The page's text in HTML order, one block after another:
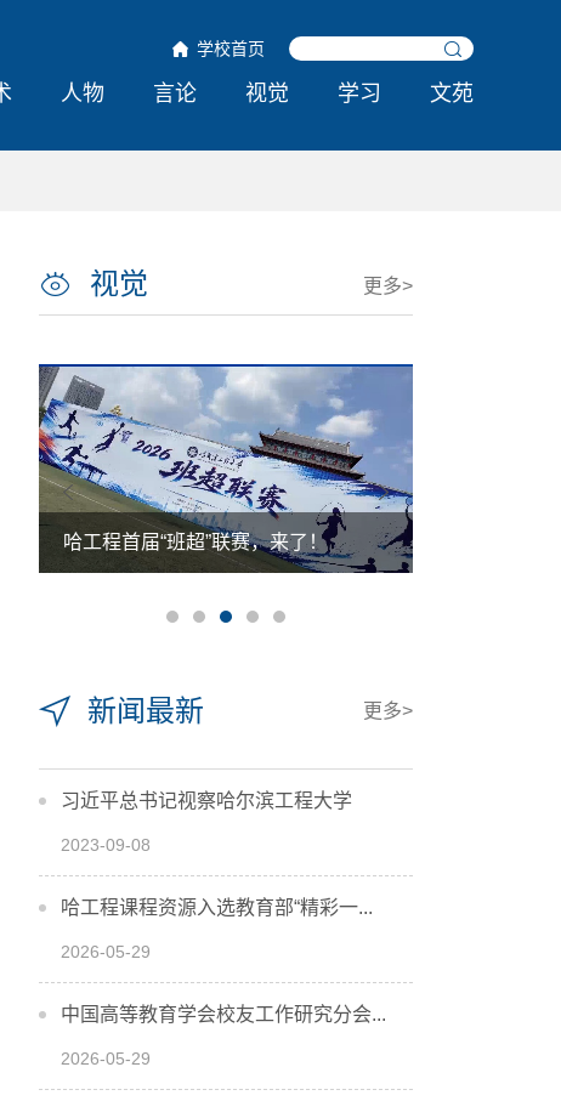
学校首页
人物 言论 视觉 学习 文苑
视觉 更多>
超”联赛，来了！ 外国人能搞的，难道中国人不能搞
新闻最新 更多>
习近平总书记视察哈尔滨工程大学
2023-09-08
哈工程课程资源入选教育部“精彩一...
2026-05-29
中国高等教育学会校友工作研究分会...
2026-05-29